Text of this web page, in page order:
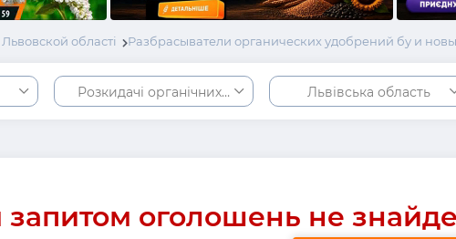
області Разбрасыватели органических удобрений бу и
Розкидачі органічних добрив Львівська область
оголошень не